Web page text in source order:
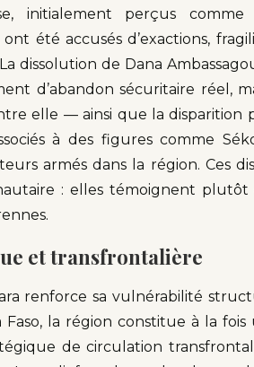
initialement perçus
été accusés d’exactions,
dissolution de Dana
d’abandon sécuritaire réel,
elle — ainsi que la disparition
à des figures comme
armés dans la région. Ces
: elles témoignent
et transfrontalière
renforce sa vulnérabilité
la région constitue à la fois
de circulation